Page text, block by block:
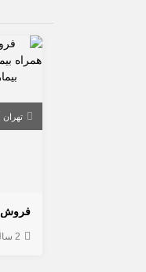
تهران
2 سال قبل